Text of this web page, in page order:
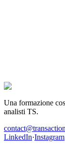
boutique
Una formazione
analisti TS.
LinkedIn·Instagram